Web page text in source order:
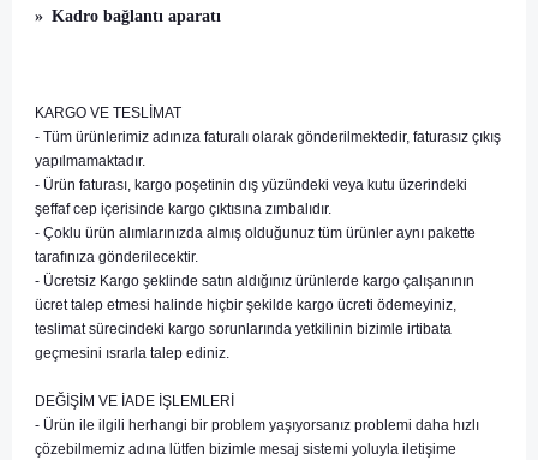
» Kadro bağlantı aparatı
KARGO VE TESLİMAT
- Tüm ürünlerimiz adınıza faturalı olarak gönderilmektedir, faturasız çıkış
yapılmamaktadır.
- Ürün faturası, kargo poşetinin dış yüzündeki veya kutu üzerindeki
şeffaf cep içerisinde kargo çıktısına zımbalıdır.
- Çoklu ürün alımlarınızda almış olduğunuz tüm ürünler aynı pakette
tarafınıza gönderilecektir.
- Ücretsiz Kargo şeklinde satın aldığınız ürünlerde kargo çalışanının
ücret talep etmesi halinde hiçbir şekilde kargo ücreti ödemeyiniz,
teslimat sürecindeki kargo sorunlarında yetkilinin bizimle irtibata
geçmesini ısrarla talep ediniz.
DEĞİŞİM VE İADE İŞLEMLERİ
- Ürün ile ilgili herhangi bir problem yaşıyorsanız problemi daha hızlı
çözebilmemiz adına lütfen bizimle mesaj sistemi yoluyla iletişime